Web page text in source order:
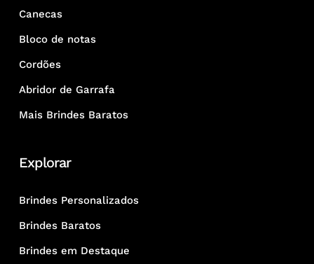
Canecas
Bloco de notas
Cordões
Abridor de Garrafa
Mais Brindes Baratos
Explorar
Brindes Personalizados
Brindes Baratos
Brindes em Destaque